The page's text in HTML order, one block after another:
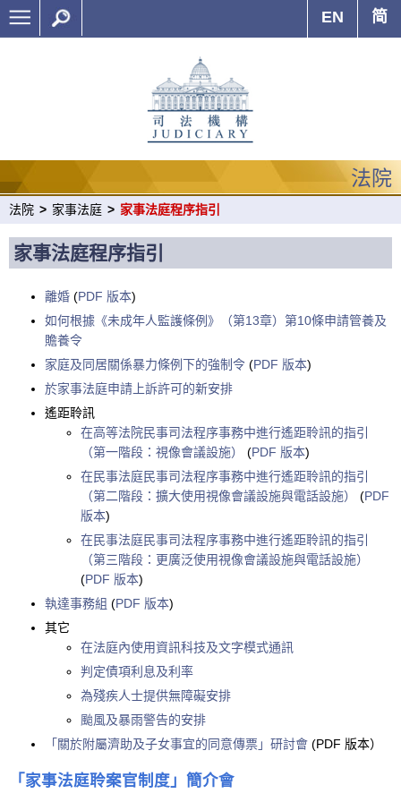
EN 简
法院
法院 > 家事法庭 > 家事法庭程序指引
家事法庭程序指引
離婚 (PDF 版本)
如何根據《未成年人監護條例》（第13章）第10條申請管養及
贍養令
家庭及同居關係暴力條例下的強制令 (PDF 版本)
於家事法庭申請上訴許可的新安排
遙距聆訊
在高等法院民事司法程序事務中進行遙距聆訊的指引
（第一階段：視像會議設施）
(PDF 版本)
在民事法庭民事司法程序事務中進行遙距聆訊的指引
（第二階段：擴大使用視像會議設施與電話設施）
(PDF
版本)
在民事法庭民事司法程序事務中進行遙距聆訊的指引
（第三階段：更廣泛使用視像會議設施與電話設施）
(PDF 版本)
執達事務組 (PDF 版本)
其它
在法庭內使用資訊科技及文字模式通訊
判定債項利息及利率
為殘疾人士提供無障礙安排
颱風及暴雨警告的安排
「關於附屬濟助及子女事宜的同意傳票」研討會 (PDF 版本）
「家事法庭聆案官制度」簡介會